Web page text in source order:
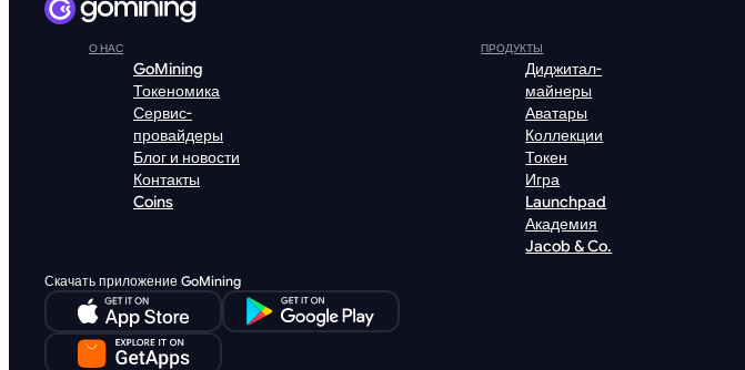
О НАС
GoMining
Токеномика
Сервис-
провайдеры
Блог и новости
Контакты
Coins
ПРОДУКТЫ
Диджитал-
майнеры
Аватары
Коллекции
Токен
Игра
Launchpad
Академия
Jacob & Co.
Скачать приложение GoMining